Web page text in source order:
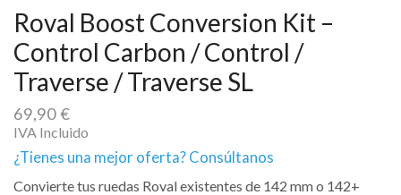
Roval Boost Conversion Kit –
Control Carbon / Control /
Traverse / Traverse SL
69,90€
IVA Incluido
¿Tienes una mejor oferta? Consúltanos
Convierte tus ruedas Roval existentes de 142 mm o 142+